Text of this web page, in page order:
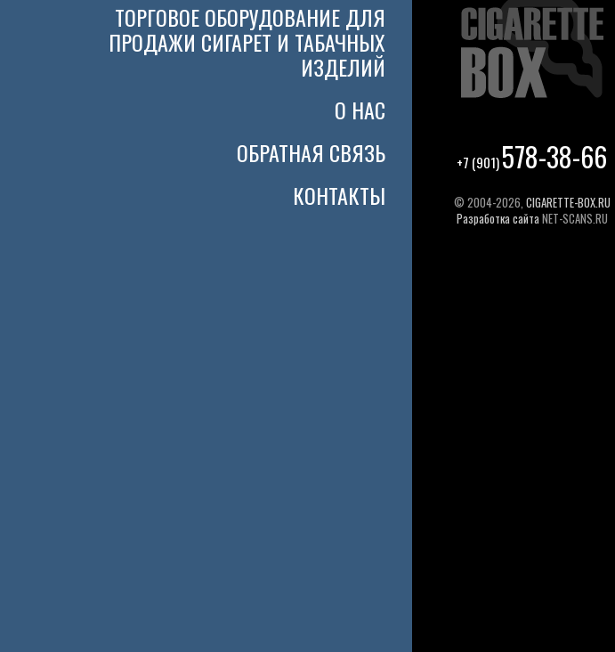
ТОРГОВОЕ ОБОРУДОВАНИЕ ДЛЯ
ПРОДАЖИ СИГАРЕТ И ТАБАЧНЫХ
ИЗДЕЛИЙ
О НАС
ОБРАТНАЯ СВЯЗЬ
КОНТАКТЫ
+7 (901)578-38-66
© 2004-2026, CIGARETTE-BOX.RU
Разработка сайтаNET-SCANS.RU